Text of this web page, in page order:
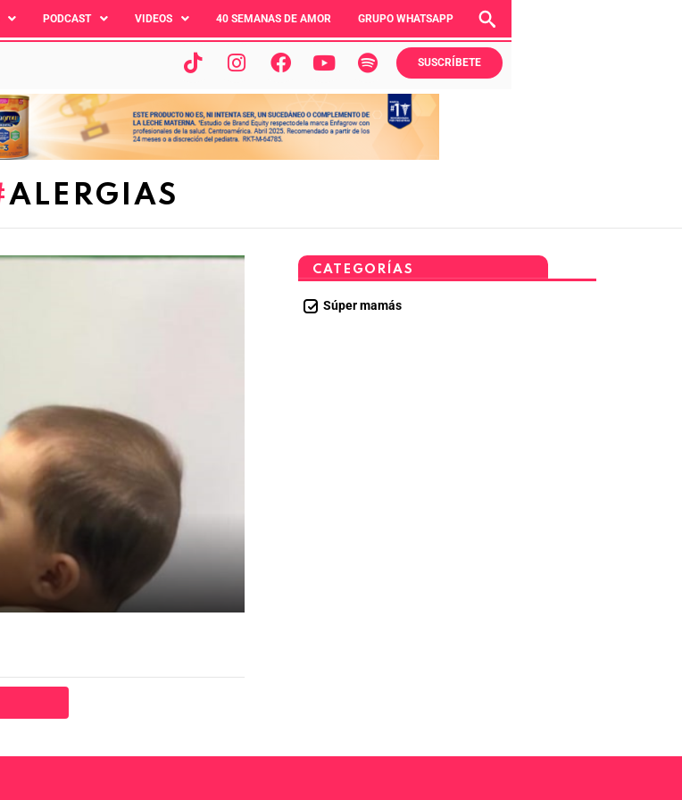
PODCAST VIDEOS 40 SEMANAS DE AMOR GRUPO WHATSAPP
SUSCRÍBETE
ALERGIAS
CATEGORÍAS
Súper mamás